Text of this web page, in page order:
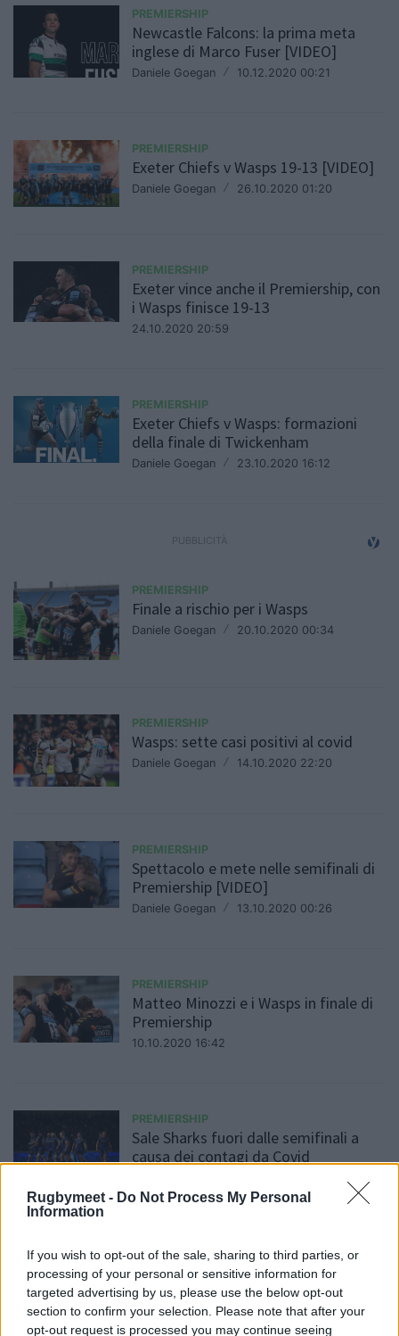
Rugbymeet - Do Not Process My Personal
Information
If you wish to opt-out of the sale, sharing to third parties, or
processing of your personal or sensitive information for
targeted advertising by us, please use the below opt-out
section to confirm your selection. Please note that after your
opt-out request is processed you may continue seeing
PREMIERSHIP
Newcastle Falcons: la prima meta
inglese di Marco Fuser [VIDEO]
Daniele Goegan / 10.12.2020 00:21
PREMIERSHIP
Exeter Chiefs v Wasps 19-13 [VIDEO]
Daniele Goegan / 26.10.2020 01:20
PREMIERSHIP
Exeter vince anche il Premiership, con
i Wasps finisce 19-13
24.10.2020 20:59
PREMIERSHIP
Exeter Chiefs v Wasps: formazioni
della finale di Twickenham
Daniele Goegan / 23.10.2020 16:12
PREMIERSHIP
Finale a rischio per i Wasps
Daniele Goegan / 20.10.2020 00:34
PREMIERSHIP
Wasps: sette casi positivi al covid
Daniele Goegan / 14.10.2020 22:20
PREMIERSHIP
Spettacolo e mete nelle semifinali di
Premiership [VIDEO]
Daniele Goegan / 13.10.2020 00:26
PREMIERSHIP
Matteo Minozzi e i Wasps in finale di
Premiership
10.10.2020 16:42
PREMIERSHIP
Sale Sharks fuori dalle semifinali a
causa dei contagi da Covid
PREMIERSHIP
Wasps di Matteo Minozzi in
semifinale di Premiership [VIDEO]
Daniele Goegan / 06.10.2020 01:29